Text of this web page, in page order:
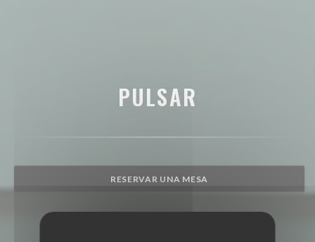
PULSAR
RESERVAR UNA MESA